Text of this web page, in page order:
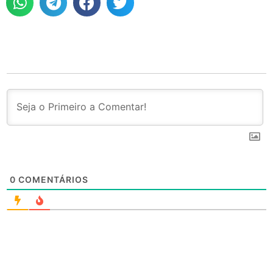
0 COMENTÁRIOS